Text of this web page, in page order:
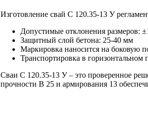
Изготовление свай С 120.35-13 У
Допустимые отклонения размеров:
Защитный слой бетона: 25-40 мм
Маркировка наносится на боковую
Транспортировка в горизонтальном
Сваи С 120.35-13 У – это проверенное
прочности В 25 и армирования 13